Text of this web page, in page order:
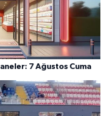
7 Ağustos Cuma